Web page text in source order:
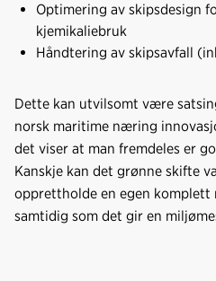
Optimering av skipsdesign
kjemikaliebruk
Håndtering av skipsavfall
Dette kan utvilsomt være
norsk maritime næring
det viser at man fremdeles er
Kanskje kan det grønne skifte
opprettholde en egen
samtidig som det gir en